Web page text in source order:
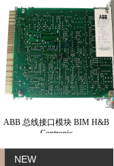
ABB 总线接口模块 BIM H&B
Contronic
NEW